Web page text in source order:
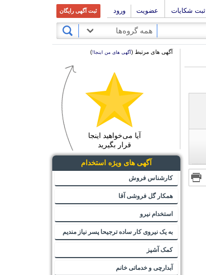
ثبت شکایات عضویت ورود ثبت آگهی رایگان
همه گروه‌ها
آگهی های مرتبط (آگهی های من اینجا!)
آیا می‌خواهید اینجا
قرار بگیرید
آگهی های ویژه استخدام
کارشناس فروش
همکار گل فروشی آقا
استخدام نیرو
به یک نیروی کار ساده ترجیحا پسر نیاز مندیم
کمک آشپز
آبدارچی و خدماتی خانم